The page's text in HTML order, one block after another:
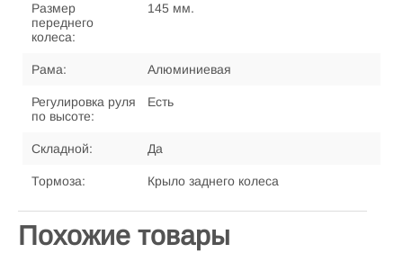
Размер
переднего
колеса:
145 мм.
Рама: Алюминиевая
Регулировка руля
по высоте:
Есть
Складной: Да
Тормоза: Крыло заднего колеса
Похожие товары